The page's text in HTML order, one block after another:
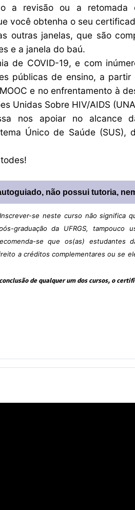
a revisão ou a retomada
você obtenha o seu
outras janelas, que são
e a janela do baú.
de COVID-19, e com
públicas de ensino, a
e no enfrentamento à
Unidas Sobre HIV/AIDS
nos apoiar no alcance
Único de Saúde (SUS),
não possui tutoria,
se neste curso não significa
graduação da UFRGS, tampouco
se que os(as) estudantes
a créditos complementares ou se
de qualquer um dos cursos, o